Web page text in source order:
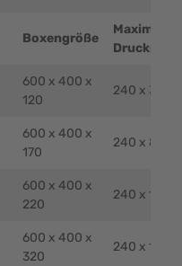
Boxengröße
Maximale
600 x 400 x
120
240 x 30
600 x 400 x
170
240 x 80
600 x 400 x
220
240 x 130
600 x 400 x
320
240 x 130